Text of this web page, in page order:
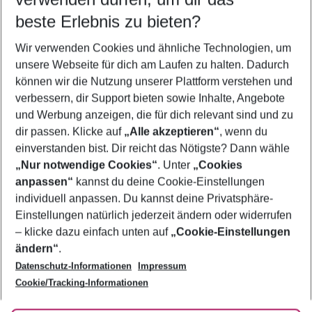
5-8 Nächte
2 Erwachsene Keine Kinder
Mehr Filter anzeigen
Footer
Footer navigation
Über uns
AGB
Bestpreisgarantie
Cookie-Einstellungen ändern
Cookie-Richtlinie
Agenturbetreuung
Barrierefreies Reisen
Folge uns
beste Erlebnis zu bieten?
Wir verwenden Cookies und ähnliche Technologien, um
unsere Webseite für dich am Laufen zu halten. Dadurch
können wir die Nutzung unserer Plattform verstehen und
verbessern, dir Support bieten sowie Inhalte, Angebote
und Werbung anzeigen, die für dich relevant sind und zu
dir passen. Klicke auf „Alle akzeptieren“, wenn du
einverstanden bist. Dir reicht das Nötigste? Dann wähle
„Nur notwendige Cookies“. Unter „Cookies
anpassen“ kannst du deine Cookie-Einstellungen
individuell anpassen. Du kannst deine Privatsphäre-
Einstellungen natürlich jederzeit ändern oder widerrufen
– klicke dazu einfach unten auf „Cookie-Einstellungen
ändern“.
Datenschutz-Informationen
Impressum
Cookie/Tracking-Informationen